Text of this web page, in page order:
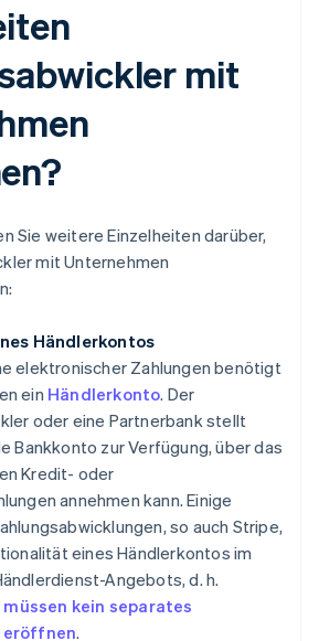
mit
Sie weitere Einzelheiten darüber,
mit Unternehmen
Händlerkontos
elektronischer Zahlungen benötigt
ein Händlerkonto. Der
oder eine Partnerbank stellt
Bankkonto zur Verfügung, über das
Kredit- oder
annehmen kann. Einige
so auch Stripe,
eines Händlerkontos im
Angebots, d. h.
kein separates
eröffnen.